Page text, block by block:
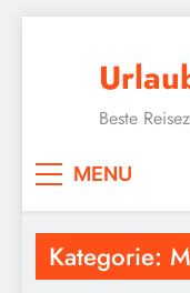
Beste
MENU
Kategorie: